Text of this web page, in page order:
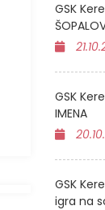
GSK
GSK
IMENA
GSK
igra na